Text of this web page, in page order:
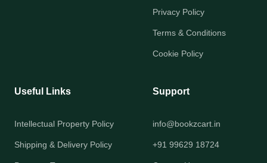
Privacy Policy
Terms & Conditions
Cookie Policy
Useful Links
Intellectual Property Policy
Shipping & Delivery Policy
Support
info@bookzcart.in
+91 99629 18724